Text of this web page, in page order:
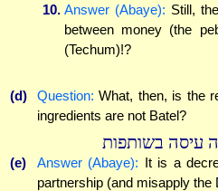
10. Answer (Abaye): Still,
between money (the
(Techum)!?
(d) Question: What, then, is the
ingredients are not Batel?
עיסה בשותפות
(e) Answer (Abaye): It is a
partnership (and misapply the